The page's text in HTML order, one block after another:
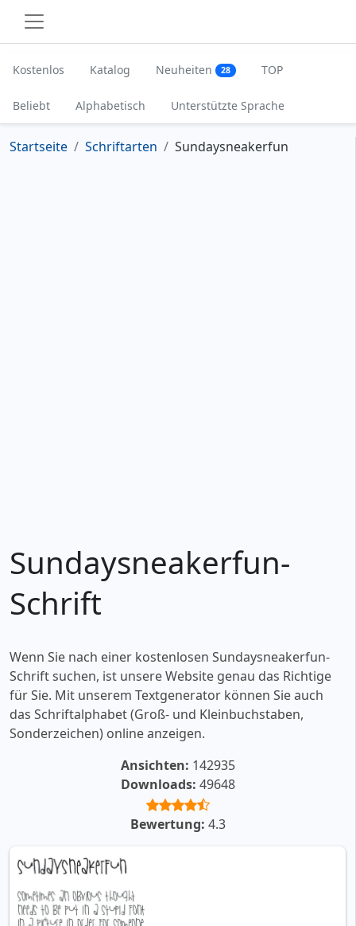
Kostenlos Katalog Neuheiten 28 TOP
Beliebt Alphabetisch Unterstützte Sprache
Startseite Schriftarten Sundaysneakerfun
Sundaysneakerfun-
Schrift
Wenn Sie nach einer kostenlosen Sundaysneakerfun-
Schrift suchen, ist unsere Website genau das Richtige
für Sie. Mit unserem Textgenerator können Sie auch
das Schriftalphabet (Groß- und Kleinbuchstaben,
Sonderzeichen) online anzeigen.
Ansichten: 142935
Downloads: 49648
Bewertung: 4.3